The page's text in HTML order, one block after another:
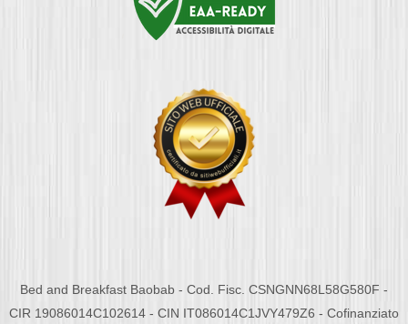
Bed and Breakfast Baobab - Cod. Fisc. CSNGNN68L58G580F -
CIR 19086014C102614 - CIN IT086014C1JVY479Z6 - Cofinanziato